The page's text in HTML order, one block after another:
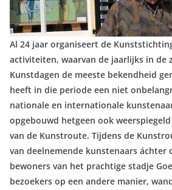
Al 24 jaar organiseert de
activiteiten, waarvan de jaarlijks in de
Kunstdagen de meeste bekendheid
heeft in die periode een niet
nationale en internationale
opgebouwd hetgeen ook
van de Kunstroute. Tijdens de
van deelnemende kunstenaars áchter
bewoners van het prachtige stadje
bezoekers op een andere manier,